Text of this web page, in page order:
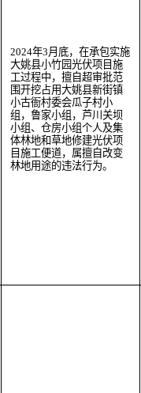
2024年3月 底， 在承包实施
大姚县小竹园光伏项目施
工过程中， 擅自超审批范
围开挖占用大姚县新街镇
小古衙村委会瓜子村小
组，鲁家小组，芦川关坝
小组、仓房小组个人及集
体林地和草地修建光伏项
目施工便道，属擅自改变
林地用途的违法行为。